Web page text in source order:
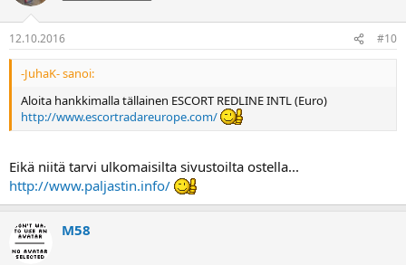
12.10.2016 #10
-JuhaK- sanoi:
Aloita hankkimalla tällainen ESCORT REDLINE INTL (Euro)
http://www.escortradareurope.com/
Eikä niitä tarvi ulkomaisilta sivustoilta ostella...
http://www.paljastin.info/
M58